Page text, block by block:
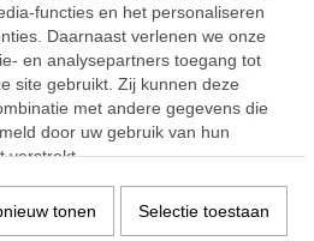
functies en het personaliseren
Daarnaast verlenen we onze
en analysepartners toegang tot
site gebruikt. Zij kunnen deze
met andere gegevens die
door uw gebruik van hun
verstrekt.
tonen Selectie toestaan